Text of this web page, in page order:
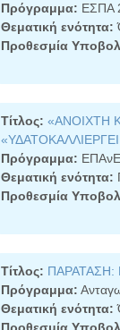
Πρόγραμμα: ΕΣΠΑ
Θεματική ενότητα:
Προθεσμία
Τίτλος: «ΑΝΟΙΧΤΗ
Πρόγραμμα:
Θεματική ενότητα:
Προθεσμία
Τίτλος: ΠΑΡΑΤΑΣΗ:
Πρόγραμμα:
Θεματική ενότητα: